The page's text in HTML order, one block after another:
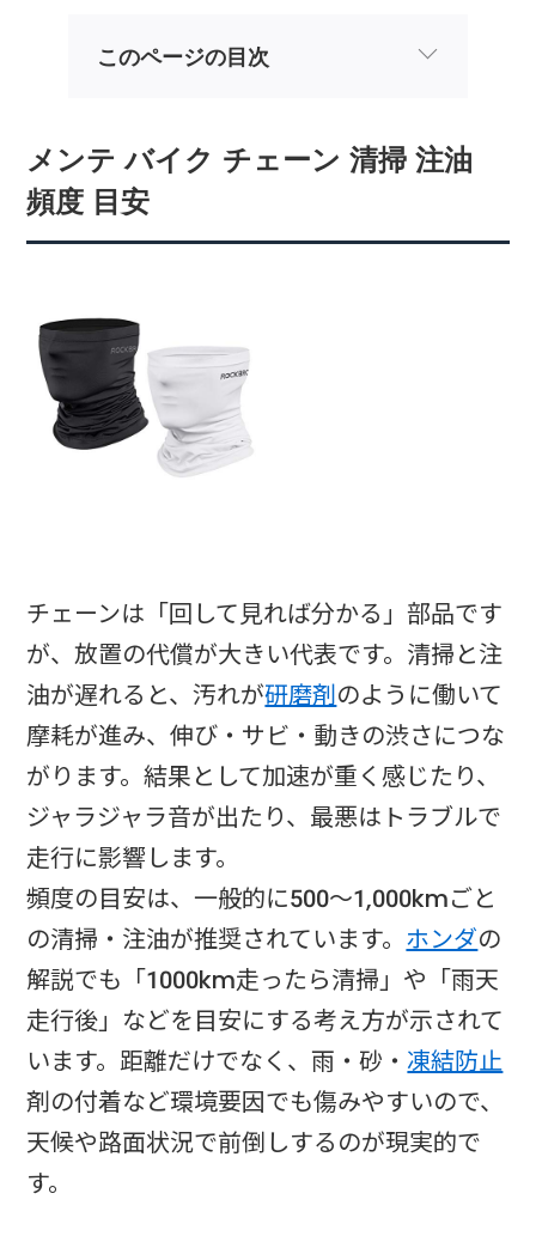
このページの目次
メンテ バイク チェーン 清掃 注油
頻度 目安
チェーンは「回して見れば分かる」部品です
が、放置の代償が大きい代表です。清掃と注
油が遅れると、汚れが研磨剤のように働いて
摩耗が進み、伸び・サビ・動きの渋さにつな
がります。結果として加速が重く感じたり、
ジャラジャラ音が出たり、最悪はトラブルで
走行に影響します。
頻度の目安は、一般的に500〜1,000kmごと
の清掃・注油が推奨されています。 ホンダの
解説でも「1000km走ったら清掃」や「雨天
走行後」などを目安にする考え方が示されて
います。距離だけでなく、雨・砂・ 凍結防止
剤の付着など環境要因でも傷みやすいので、
天候や路面状況で前倒しするのが現実的で
す。